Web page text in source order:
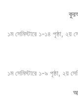
১ম সেমিস্টারে ১-১৪ পৃষ্ঠা, ২য়
১ম সেমিস্টারে ১-৯ পৃষ্ঠা, ২য়